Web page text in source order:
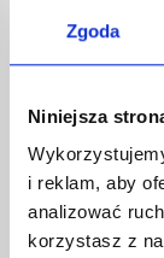
Zgoda
Niniejsza
i reklam, aby
analizować
korzystasz z